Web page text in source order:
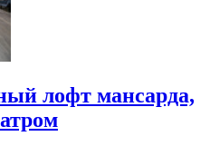
лофт мансарда,